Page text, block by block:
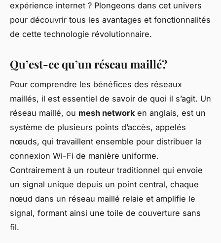
expérience internet ? Plongeons dans cet univers
pour découvrir tous les avantages et fonctionnalités
de cette technologie révolutionnaire.
Qu’est-ce qu’un réseau maillé?
Pour comprendre les bénéfices des réseaux
maillés, il est essentiel de savoir de quoi il s’agit. Un
réseau maillé, ou mesh network en anglais, est un
système de plusieurs points d’accès, appelés
nœuds, qui travaillent ensemble pour distribuer la
connexion Wi-Fi de manière uniforme.
Contrairement à un routeur traditionnel qui envoie
un signal unique depuis un point central, chaque
nœud dans un réseau maillé relaie et amplifie le
signal, formant ainsi une toile de couverture sans
fil.